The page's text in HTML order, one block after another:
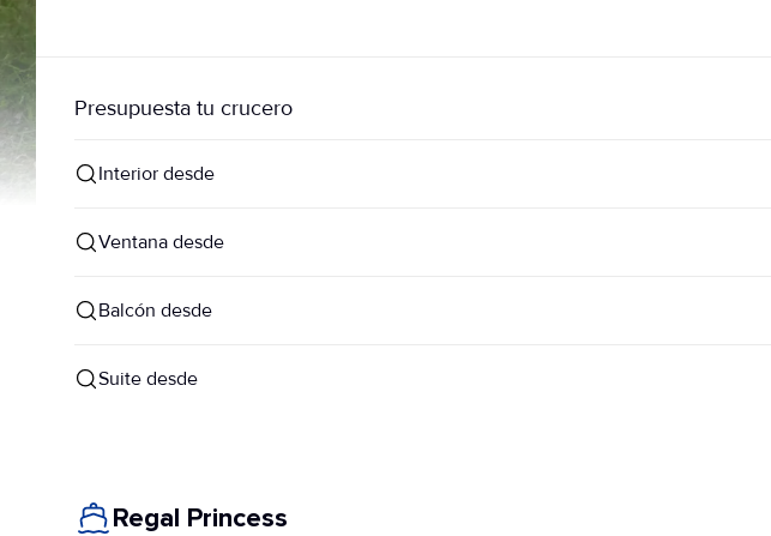
Presupuesta tu crucero
Interior desde
Ventana desde
Balcón desde
Suite desde
Regal Princess